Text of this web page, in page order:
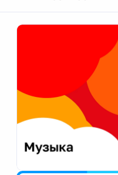
Апатиты
Екатеринбург
Калининград
Калуга